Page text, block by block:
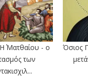
Ματθαίου - ο
των
Όσιος